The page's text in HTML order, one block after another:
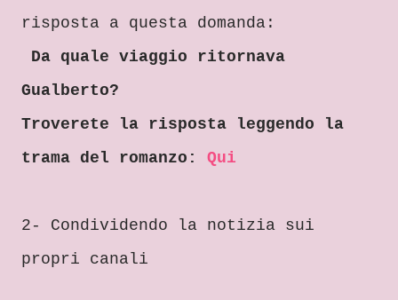
risposta a questa domanda:
Da quale viaggio ritornava
Gualberto?
Troverete la risposta leggendo la
trama del romanzo : Qui
2 - Condividendo la notizia sui
propri canali